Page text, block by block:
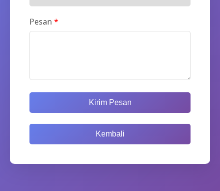
Pesan *
Kirim Pesan
Kembali